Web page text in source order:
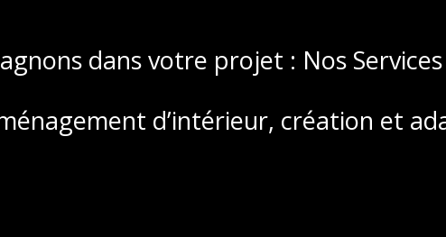
dans votre projet : Nos Services
d’intérieur, création et